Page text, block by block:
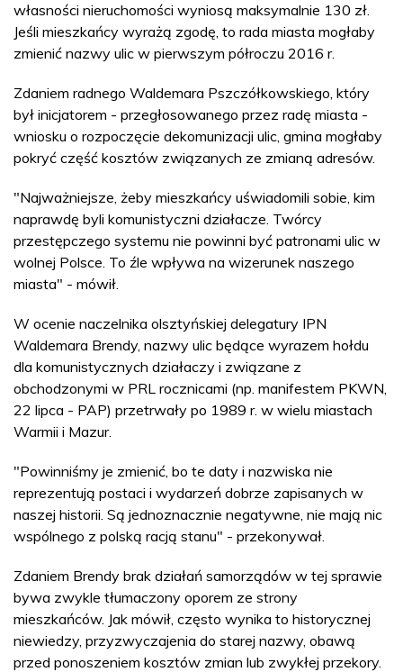
własności nieruchomości wyniosą maksymalnie 130 zł.
Jeśli mieszkańcy wyrażą zgodę, to rada miasta mogłaby
zmienić nazwy ulic w pierwszym półroczu 2016 r.
Zdaniem radnego Waldemara Pszczółkowskiego, który
był inicjatorem - przegłosowanego przez radę miasta -
wniosku o rozpoczęcie dekomunizacji ulic, gmina mogłaby
pokryć część kosztów związanych ze zmianą adresów.
"Najważniejsze, żeby mieszkańcy uświadomili sobie, kim
naprawdę byli komunistyczni działacze. Twórcy
przestępczego systemu nie powinni być patronami ulic w
wolnej Polsce. To źle wpływa na wizerunek naszego
miasta" - mówił.
W ocenie naczelnika olsztyńskiej delegatury IPN
Waldemara Brendy, nazwy ulic będące wyrazem hołdu
dla komunistycznych działaczy i związane z
obchodzonymi w PRL rocznicami (np. manifestem PKWN,
22 lipca - PAP) przetrwały po 1989 r. w wielu miastach
Warmii i Mazur.
"Powinniśmy je zmienić, bo te daty i nazwiska nie
reprezentują postaci i wydarzeń dobrze zapisanych w
naszej historii. Są jednoznacznie negatywne, nie mają nic
wspólnego z polską racją stanu" - przekonywał.
Zdaniem Brendy brak działań samorządów w tej sprawie
bywa zwykle tłumaczony oporem ze strony
mieszkańców. Jak mówił, często wynika to historycznej
niewiedzy, przyzwyczajenia do starej nazwy, obawą
przed ponoszeniem kosztów zmian lub zwykłej przekory.